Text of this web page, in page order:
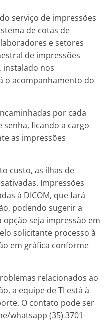
serviço de impressões
de cotas de
e setores
de impressões
instalado nos
o acompanhamento do
por cada
ficando a cargo
as impressões
custo, as ilhas de
Impressões
à DICOM, que fará
podendo sugerir a
opção seja impressão em
solicitante processo à
em gráfica conforme
relacionados ao
a equipe de TI está à
O contato pode ser
whatsapp (35) 3701-